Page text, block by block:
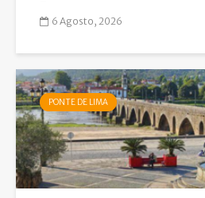
6 Agosto, 2026
PONTE DE LIMA